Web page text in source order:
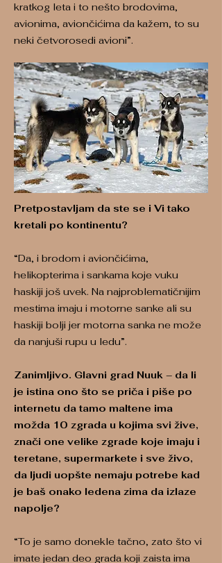
kratkog leta i to nešto brodovima,
avionima, aviončićima da kažem, to su
neki četvorosedi avioni”.
Pretpostavljam da ste se i Vi tako
kretali po kontinentu?
“Da, i brodom i aviončićima,
helikopterima i sankama koje vuku
haskiji još uvek. Na najproblematičnijim
mestima imaju i motorne sanke ali su
haskiji bolji jer motorna sanka ne može
da nanjuši rupu u ledu”.
Zanimljivo. Glavni grad Nuuk – da li
je istina ono što se priča i piše po
internetu da tamo maltene ima
možda 10 zgrada u kojima svi žive,
znači one velike zgrade koje imaju i
teretane, supermarkete i sve živo,
da ljudi uopšte nemaju potrebe kad
je baš onako ledena zima da izlaze
napolje?
“To je samo donekle tačno, zato što vi
imate jedan deo grada koji zaista ima